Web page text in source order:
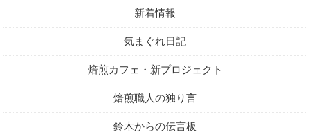
新着情報
気まぐれ日記
焙煎カフェ・新プロジェクト
焙煎職人の独り言
鈴木からの伝言板